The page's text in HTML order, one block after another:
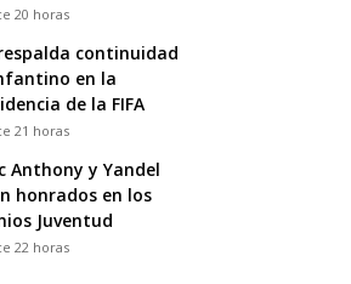
20 horas
respalda continuidad
en la
de la FIFA
21 horas
Anthony y Yandel
honrados en los
Juventud
22 horas